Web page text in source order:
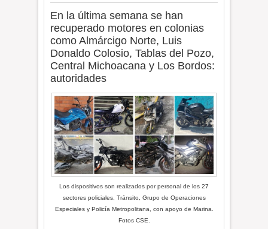
En la última semana se han
recuperado motores en colonias
como Almárcigo Norte, Luis
Donaldo Colosio, Tablas del Pozo,
Central Michoacana y Los Bordos:
autoridades
Los dispositivos son realizados por personal de los 27
sectores policiales, Tránsito, Grupo de Operaciones
Especiales y Policía Metropolitana, con apoyo de Marina.
Fotos CSE.